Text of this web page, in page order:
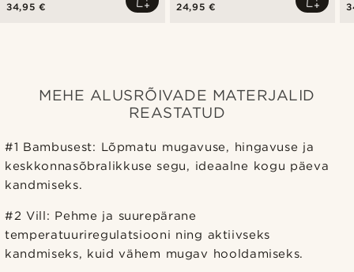
34,95 € 24,95 €
MEHE ALUSRÕIVADE MATERJALID
REASTATUD
#1 Bambusest: Lõpmatu mugavuse, hingavuse ja
keskkonnasõbralikkuse segu, ideaalne kogu päeva
kandmiseks.
#2 Vill: Pehme ja suurepärane
temperatuuriregulatsiooni ning aktiivseks
kandmiseks, kuid vähem mugav hooldamiseks.